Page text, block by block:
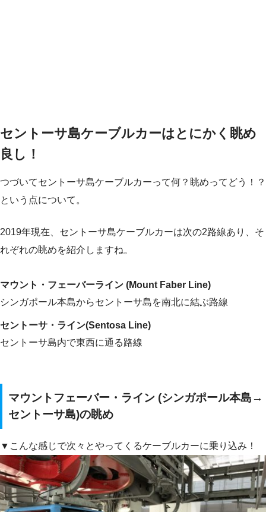
セントーサ島ケーブルカーはとにかく眺め
良し！
つづいてセントーサ島ケーブルカーって何？眺めってどう！？
という点について。
2019年現在、セントーサ島ケーブルカーは次の2路線あり、そ
れぞれの眺めを紹介しますね。
マウント・フェーバーライン (Mount Faber Line)
シンガポール本島からセントーサ島を南北に結ぶ路線
セントーサ・ライン(Sentosa Line)
セントーサ島内で東西に通る路線
マウントフェーバー・ライン (シンガポール本島→
セントーサ島)の眺め
▼こんな感じで次々とやってくるケーブルカーに乗り込み！